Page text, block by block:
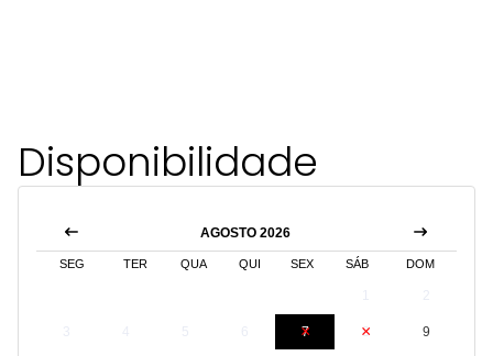
Disponibilidade
AGOSTO 2026
SEG TER QUA QUI SEX SÁB DOM
7 8 9